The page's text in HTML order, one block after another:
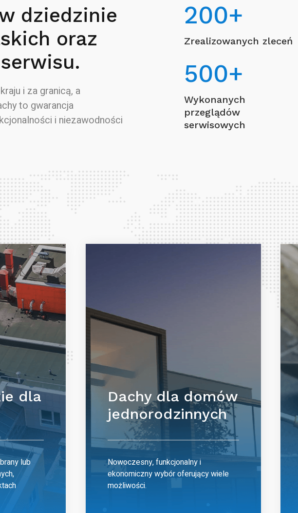
dziedzinie
oraz
i za granicą, a
to gwarancja
i niezawodności
200+
Zrealizowanych zleceń
500+
Wykonanych
przeglądów
serwisowych
dla
lub
Dachy dla domów
jednorodzinnych
Nowoczesny, funkcjonalny i
ekonomiczny wybór oferujący wiele
możliwości.